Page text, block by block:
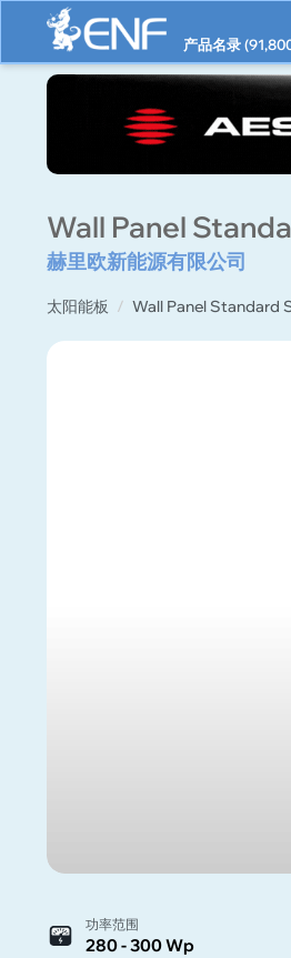
产品名录 (
Wall Panel
赫里欧新能源有限公司
太阳能板 Wall Panel Standard
功率范围
280 - 300 Wp